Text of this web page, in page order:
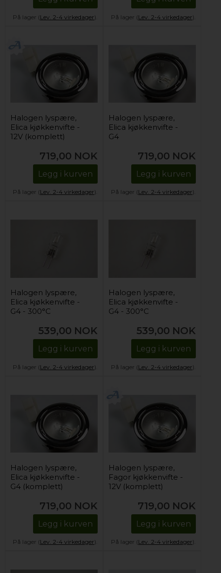
På lager (Lev. 2-4 virkedager). På lager (Lev. 2-4 virkedager).
Halogen lyspære,
Elica kjøkkenvifte -
12V (komplett)
719,00 NOK
Legg i kurven
På lager (Lev. 2-4 virkedager).
Halogen lyspære,
Elica kjøkkenvifte -
G4
719,00 NOK
Legg i kurven
På lager (Lev. 2-4 virkedager).
Halogen lyspære,
Elica kjøkkenvifte -
G4 - 300°C
539,00 NOK
Legg i kurven
På lager (Lev. 2-4 virkedager).
Halogen lyspære,
Elica kjøkkenvifte -
G4 - 300°C
539,00 NOK
Legg i kurven
På lager (Lev. 2-4 virkedager).
Halogen lyspære,
Elica kjøkkenvifte -
G4 (komplett)
719,00 NOK
Legg i kurven
På lager (Lev. 2-4 virkedager).
Halogen lyspære,
Fagor kjøkkenvifte -
12V (komplett)
719,00 NOK
Legg i kurven
På lager (Lev. 2-4 virkedager).